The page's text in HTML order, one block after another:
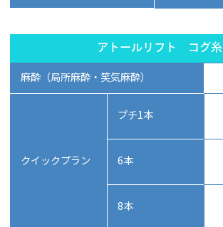
アトールリフト コグ糸
麻酔（局所麻酔・笑気麻酔）
クイックプラン
プチ1本
6本
8本